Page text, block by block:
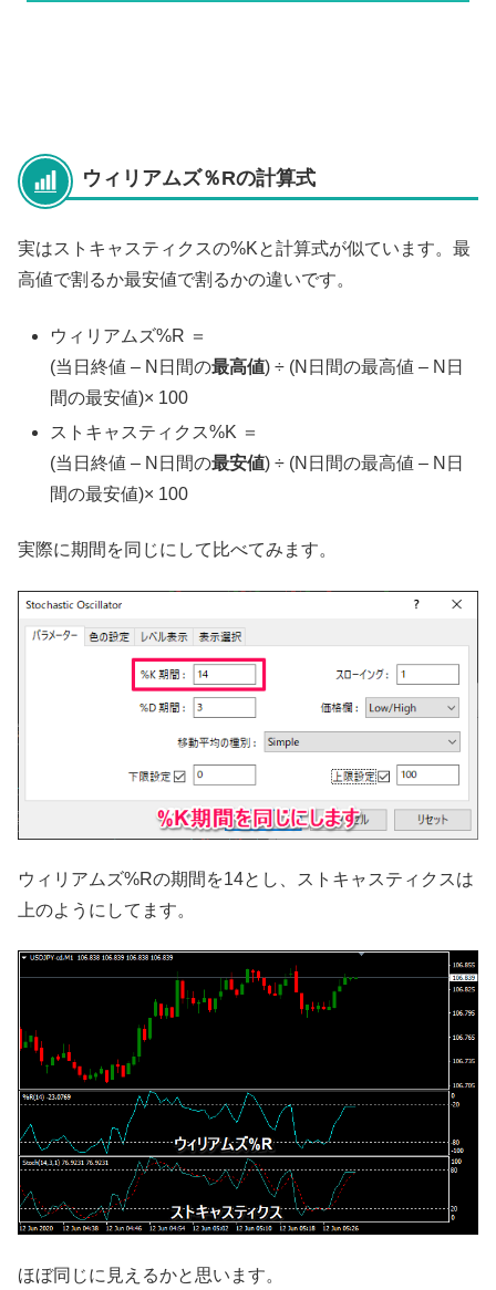
ウィリアムズ％Rの計算式
実はストキャスティクスの%Kと計算式が似ています。最
高値で割るか最安値で割るかの違いです。
ウィリアムズ%R ＝
(当日終値 – N日間の最高値) ÷ (N日間の最高値 – N日
間の最安値)× 100
ストキャスティクス%K ＝
(当日終値 – N日間の最安値) ÷ (N日間の最高値 – N日
間の最安値)× 100
実際に期間を同じにして比べてみます。
ウィリアムズ%Rの期間を14とし、ストキャスティクスは
上のようにしてます。
ほぼ同じに見えるかと思います。